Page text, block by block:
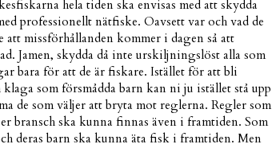
hela tiden ska envisas med att skydda
professionellt nätfiske. Oavsett var och vad de
missförhållanden kommer i dagen så att
Jamen, skydda då inte urskiljningslöst alla som
bara för att de är fiskare. Istället för att bli
som försmådda barn kan ni ju istället stå upp
de som väljer att bryta mot reglerna. Regler som
bransch ska kunna finnas även i framtiden. Som
deras barn ska kunna äta fisk i framtiden. Men